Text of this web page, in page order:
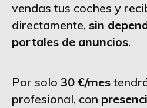
vendas tus coches y
directamente, sin
portales de anuncios.
Por solo 30 €/mes
profesional, con